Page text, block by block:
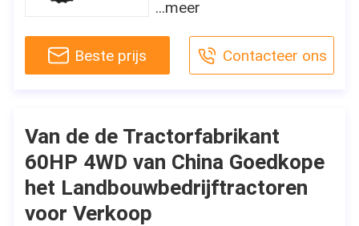
Type:
Door wiel:
Gebruik:
Landbouwbedrijftractor
Aandrijvingstype:
Toestelaandrijving
...meer
Beste prijs Contacteer ons
Van de de Tractorfabrikant
60HP 4WD van China Goedkope
het Landbouwbedrijftractoren
voor Verkoop